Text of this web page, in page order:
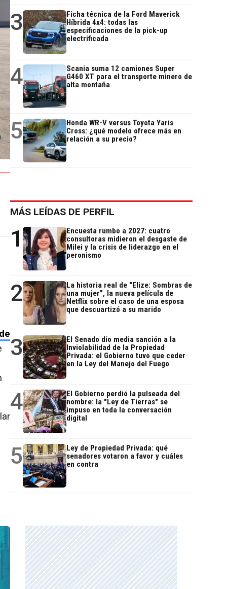
3
Ficha técnica de la Ford Maverick
Híbrida 4x4: todas las
especificaciones de la pick-up
electrificada
4
Scania suma 12 camiones Super
G460 XT para el transporte minero de
alta montaña
5
Honda WR-V versus Toyota Yaris
Cross: ¿qué modelo ofrece más en
relación a su precio?
MÁS LEÍDAS DE PERFIL
1
Encuesta rumbo a 2027: cuatro
consultoras midieron el desgaste de
Milei y la crisis de liderazgo en el
peronismo
2
La historia real de "Elize: Sombras de
una mujer", la nueva película de
Netflix sobre el caso de una esposa
que descuartizó a su marido
3
El Senado dio media sanción a la
Inviolabilidad de la Propiedad
Privada: el Gobierno tuvo que ceder
en la Ley del Manejo del Fuego
4
El Gobierno perdió la pulseada del
nombre: la "Ley de Tierras" se
impuso en toda la conversación
digital
5
Ley de Propiedad Privada: qué
senadores votaron a favor y cuáles
en contra